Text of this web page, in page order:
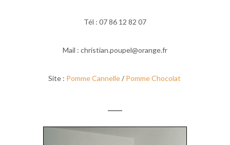
Tél : 07 86 12 82 07
Mail : christian.poupel@orange.fr
Site : Pomme Cannelle/ Pomme Chocolat